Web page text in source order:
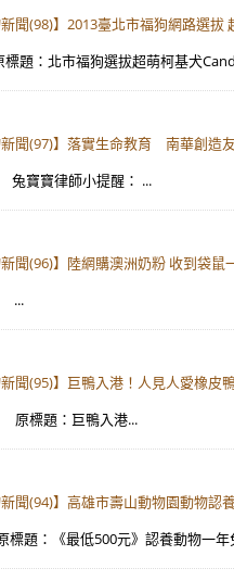
聞(98)】2013臺北市福狗網路選拔
題：北市福狗選拔超萌柯基犬
聞(97)】落實生命教育 南華創造
寶寶律師小提醒： ...
聞(96)】陸網購澳洲奶粉 收到袋鼠
...
聞(95)】巨鴨入港！人見人愛橡
標題：巨鴨入港...
聞(94)】高雄市壽山動物園動物
標題：《最低500元》認養動物一